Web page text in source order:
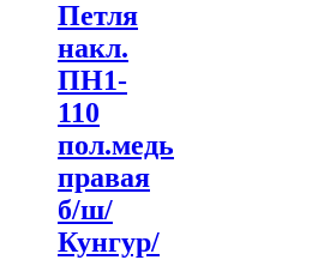
Петля
накл.
ПН1-
110
пол.медь
правая
б/ш/
Кунгур/